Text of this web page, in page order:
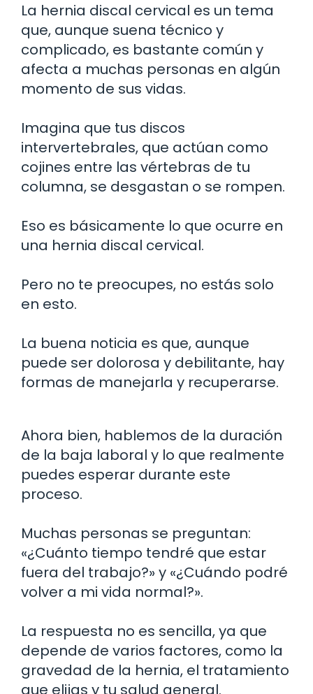
La hernia discal cervical es un tema
que, aunque suena técnico y
complicado, es bastante común y
afecta a muchas personas en algún
momento de sus vidas.
Imagina que tus discos
intervertebrales, que actúan como
cojines entre las vértebras de tu
columna, se desgastan o se rompen.
Eso es básicamente lo que ocurre en
una hernia discal cervical.
Pero no te preocupes, no estás solo
en esto.
La buena noticia es que, aunque
puede ser dolorosa y debilitante, hay
formas de manejarla y recuperarse.
Ahora bien, hablemos de la duración
de la baja laboral y lo que realmente
puedes esperar durante este
proceso.
Muchas personas se preguntan:
«¿Cuánto tiempo tendré que estar
fuera del trabajo?» y «¿Cuándo podré
volver a mi vida normal?».
La respuesta no es sencilla, ya que
depende de varios factores, como la
gravedad de la hernia, el tratamiento
que elijas y tu salud general.